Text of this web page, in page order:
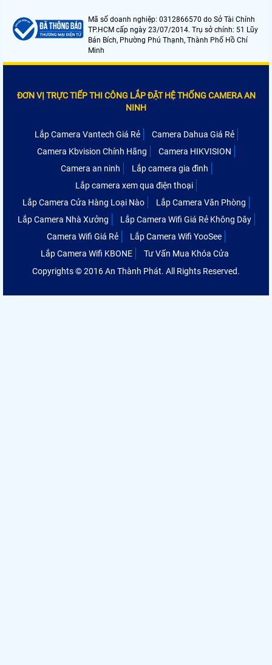
Mã số doanh nghiệp: 0312866570 do Sở Tài Chính
TP.HCM cấp ngày 23/07/2014. Trụ sở chính: 51 Lũy
Bán Bích, Phường Phú Thạnh, Thành Phố Hồ Chí
Minh
ĐƠN VỊ TRỰC TIẾP THI CÔNG LẮP ĐẶT HỆ THỐNG CAMERA AN
NINH
Lắp Camera Vantech Giá Rẻ
Camera Dahua Giá Rẻ
Camera Kbvision Chính Hãng
Camera HIKVISION
Camera an ninh
Lắp camera gia đình
Lắp camera xem qua điện thoại
Lắp Camera Cửa Hàng Loại Nào
Lắp Camera Văn Phòng
Lắp Camera Nhà Xưởng
Lắp Camera Wifi Giá Rẻ Không Dây
Camera Wifi Giá Rẻ
Lắp Camera Wifi YooSee
Lắp Camera Wifi KBONE
Tư Vấn Mua Khóa Cửa
Copyrights © 2016 An Thành Phát. All Rights Reserved.